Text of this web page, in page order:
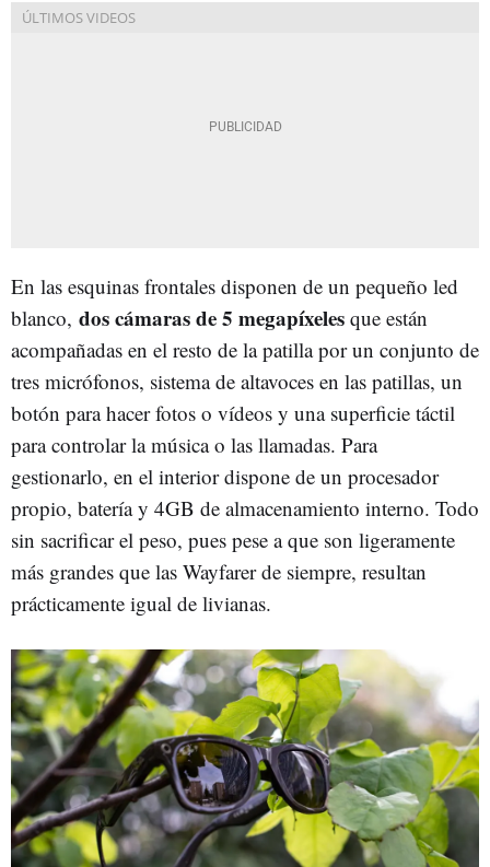
En las esquinas frontales disponen de un pequeño led
blanco, dos cámaras de 5 megapíxeles que están
acompañadas en el resto de la patilla por un conjunto de
tres micrófonos, sistema de altavoces en las patillas, un
botón para hacer fotos o vídeos y una superficie táctil
para controlar la música o las llamadas. Para
gestionarlo, en el interior dispone de un procesador
propio, batería y 4GB de almacenamiento interno. Todo
sin sacrificar el peso, pues pese a que son ligeramente
más grandes que las Wayfarer de siempre, resultan
prácticamente igual de livianas.